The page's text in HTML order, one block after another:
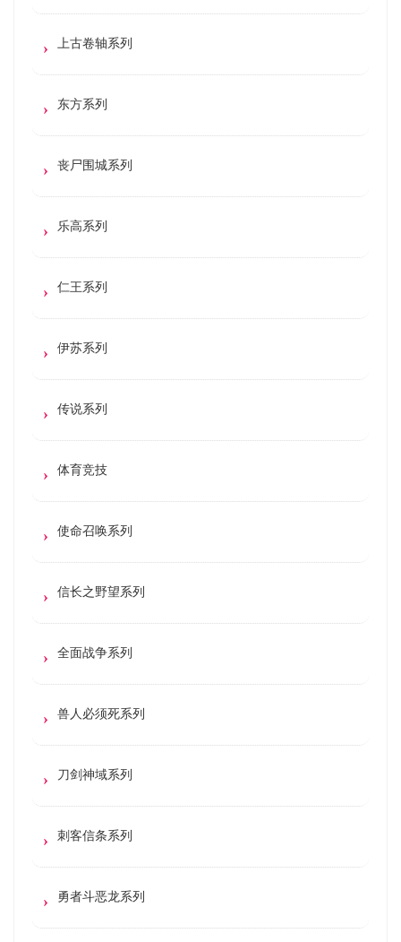
上古卷轴系列
东方系列
丧尸围城系列
乐高系列
仁王系列
伊苏系列
传说系列
体育竞技
使命召唤系列
信长之野望系列
全面战争系列
兽人必须死系列
刀剑神域系列
刺客信条系列
勇者斗恶龙系列